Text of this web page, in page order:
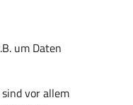
um Daten
vor allem